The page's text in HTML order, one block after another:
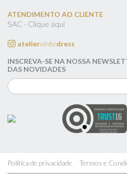
ATENDIMENTO AO CLIENTE
SAC - Clique aqui
atelierwhitedress
INSCREVA-SE NA NOSSA
DAS NOVIDADES
Política de privacidade Termos e